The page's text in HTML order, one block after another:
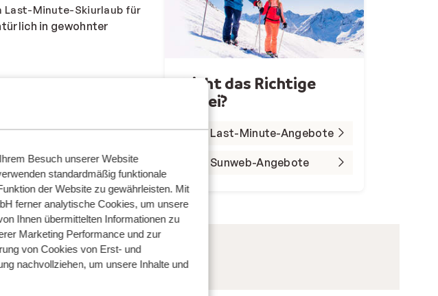
Besuch unserer Website
standardmäßig funktionale
der Website zu gewährleisten. Mit
ferner analytische Cookies, um unsere
Ihnen übermittelten Informationen zu
Marketing Performance und zur
von Cookies von Erst- und
nachvollziehen, um unsere Inhalte und
Last-Minute-Skiurlaub für
in gewohnter
nach Angeboten sind,
Nicht das Richtige
dabei`?
Alle Last-Minute-Angebote
Alle Sunweb-Angebote